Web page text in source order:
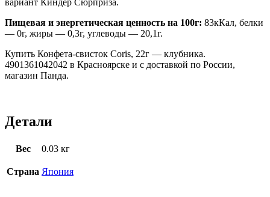
вариант Киндер Сюрприза.
Пищевая и энергетическая ценность на 100г: 83кКал, белки
— 0г, жиры — 0,3г, углеводы — 20,1г.
Купить Конфета-свисток Coris, 22г — клубника.
4901361042042 в Красноярске и с доставкой по России,
магазин Панда.
Детали
Вес 0.03 кг
Страна Япония